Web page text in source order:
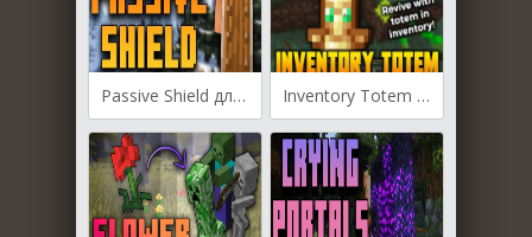
Passive Shield для Майнкрафт [1.21.5, 1.21.4, 1.21.3] Inventory Totem для Майнкрафт [1.21.5, 1.21.4, 1.21.3]